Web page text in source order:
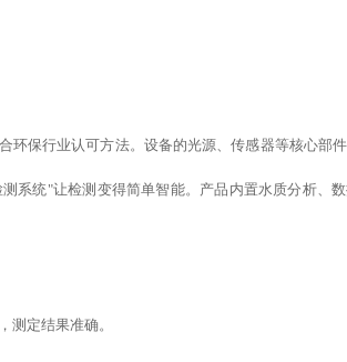
环保行业认可方法。设备的光源、传感器等核心部
测系统"让检测变得简单智能。产品内置水质分析、
测定结果准确。